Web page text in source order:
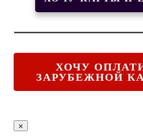
ХОЧУ
ЗАРУБЕЖНОЙ